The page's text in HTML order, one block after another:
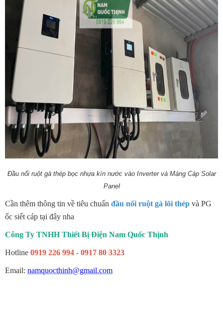
Đầu nối ruột gà thép bọc nhựa kín nước vào Inverter và Máng Cáp Solar
Panel
Cần thêm thông tin về tiêu chuẩn đầu nối ruột gà lõi thép và PG
ốc siết cáp tại đây nha
Công Ty TNHH Thiết Bị Điện Nam Quốc Thịnh
Hotline 0919 226 994 - 0917 80 3323
Email: namquocthinh@gmail.com